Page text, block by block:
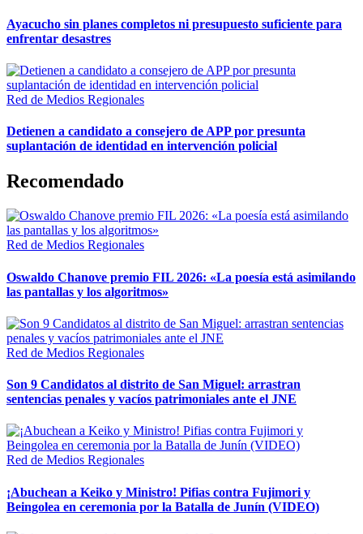
Ayacucho sin planes completos ni presupuesto suficiente para
enfrentar desastres
Red de Medios Regionales
Detienen a candidato a consejero de APP por presunta
suplantación de identidad en intervención policial
Recomendado
Red de Medios Regionales
Oswaldo Chanove premio FIL 2026: «La poesía está asimilando
las pantallas y los algoritmos»
Red de Medios Regionales
Son 9 Candidatos al distrito de San Miguel: arrastran
sentencias penales y vacíos patrimoniales ante el JNE
Red de Medios Regionales
¡Abuchean a Keiko y Ministro! Pifias contra Fujimori y
Beingolea en ceremonia por la Batalla de Junín (VIDEO)